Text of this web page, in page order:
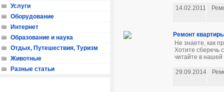
14.02.2011
Ремонт
Не знаете, как
Хотите сберечь
читайте в нашей
29.09.2014
Услуги
Оборудование
Интернет
Образование и наука
Отдых, Путешествия, Туризм
Животные
Разные статьи